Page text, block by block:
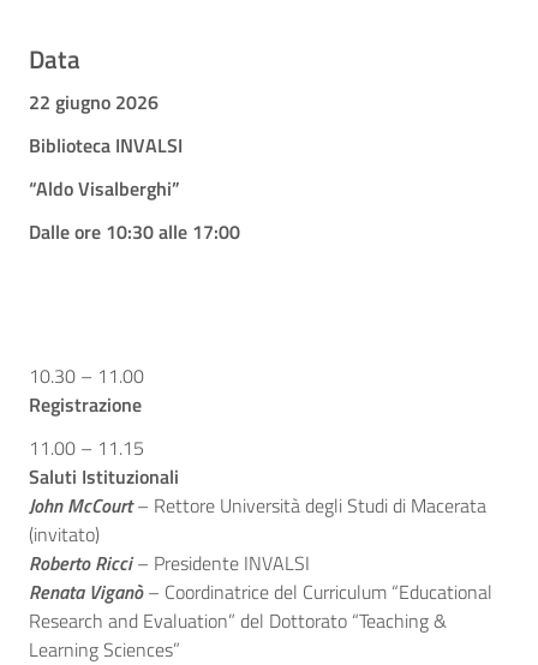
Data
22 giugno 2026
Biblioteca INVALSI
“Aldo Visalberghi”
Dalle ore 10:30 alle 17:00
10.30 – 11.00
Registrazione
11.00 – 11.15
Saluti Istituzionali
John McCourt– Rettore Università degli Studi di Macerata
(invitato)
Roberto Ricci– Presidente INVALSI
Renata Viganò– Coordinatrice del Curriculum “Educational
Research and Evaluation” del Dottorato “Teaching &
Learning Sciences”